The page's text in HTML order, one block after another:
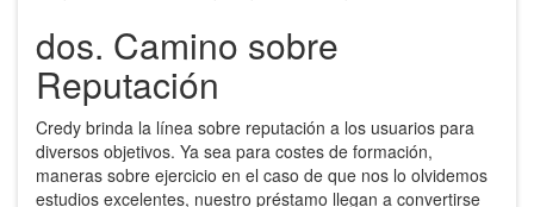
dos. Camino sobre
Reputación
Credy brinda la línea sobre reputación a los usuarios para
diversos objetivos. Ya sea para costes de formación,
maneras sobre ejercicio en el caso de que nos lo olvidemos
estudios excelentes, nuestro préstamo llegan a convertirse